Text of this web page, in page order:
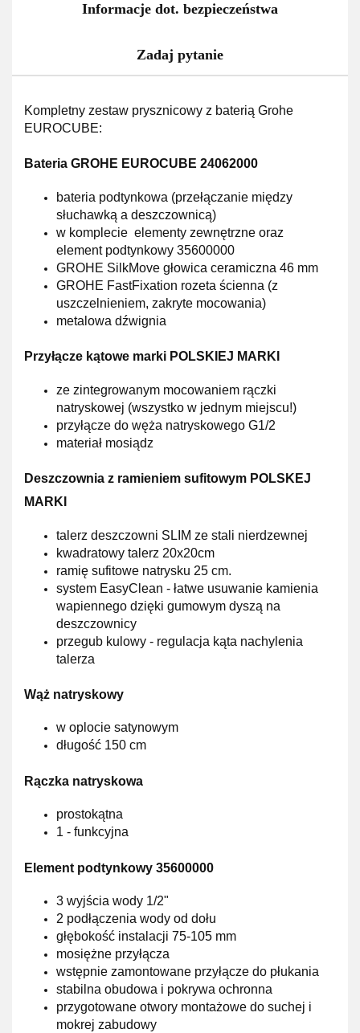
Informacje dot. bezpieczeństwa
Zadaj pytanie
Kompletny zestaw prysznicowy z baterią Grohe
EUROCUBE:
Bateria GROHE EUROCUBE 24062000
bateria podtynkowa (przełączanie między
słuchawką a deszczownicą)
w komplecie elementy zewnętrzne oraz
element podtynkowy 35600000
GROHE SilkMove głowica ceramiczna 46 mm
GROHE FastFixation rozeta ścienna (z
uszczelnieniem, zakryte mocowania)
metalowa dźwignia
Przyłącze kątowe marki POLSKIEJ MARKI
ze zintegrowanym mocowaniem rączki
natryskowej (wszystko w jednym miejscu!)
przyłącze do węża natryskowego G1/2
materiał mosiądz
Deszczownia z ramieniem sufitowym POLSKEJ
MARKI
talerz deszczowni SLIM ze stali nierdzewnej
kwadratowy talerz 20x20cm
ramię sufitowe natrysku 25 cm.
system EasyClean - łatwe usuwanie kamienia
wapiennego dzięki gumowym dyszą na
deszczownicy
przegub kulowy - regulacja kąta nachylenia
talerza
Wąż natryskowy
w oplocie satynowym
długość 150 cm
Rączka natryskowa
prostokątna
1 - funkcyjna
Element podtynkowy 35600000
3 wyjścia wody 1/2"
2 podłączenia wody od dołu
głębokość instalacji 75-105 mm
mosiężne przyłącza
wstępnie zamontowane przyłącze do płukania
stabilna obudowa i pokrywa ochronna
przygotowane otwory montażowe do suchej i
mokrej zabudowy